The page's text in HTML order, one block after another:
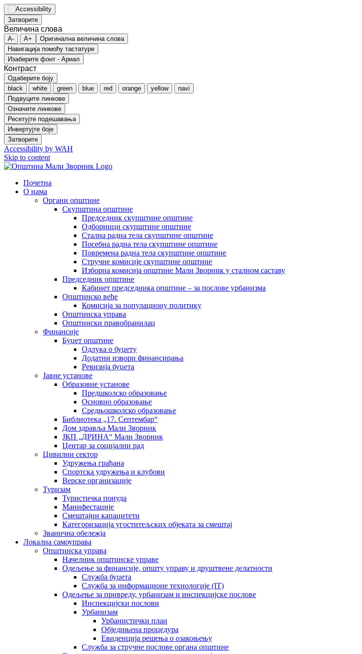
Затворите
Величина слова
A- A+
Оригинална величина слова
Навигација помоћу тастатуре
Изаберите фонт - Ариал
Контраст
Одаберите боју
black
white green blue red orange yellow
navi
Подвуците линкове
Означите линкове
Ресетујте подешавања
Инвертујте боје
Затворите
Accessibility by WAH
Skip to content
Почетна
О нама
Органи општине
Скупштина општине
Председник скупштине општине
Одборници скупштине општине
Стална радна тела скупштине општине
Посебна радна тела скупштине општине
Повремена радна тела скупштине општине
Стручне комисије скупштине општине
Изборна комисија општине Мали Зворник у сталном саставу
Председник општине
Кабинет председника општине – за послове урбанизма
Општинско веће
Комисија за популациону политику
Општинска управа
Општински правобранилац
Финансије
Буџет општине
Одлука о буџету
Додатни извори финансирања
Ревизија буџета
Јавне установе
Образовне установе
Предшколско образовање
Основно образовање
Средњошколско образовање
Библиотека „17. Септембар“
Дом здравља Мали Зворник
ЈКП „ДРИНА“ Мали Зворник
Центар за социјални рад
Цивилни сектор
Удружења грађана
Спортска удружења и клубови
Верске организације
Туризам
Туристичка понуда
Манифестације
Смештајни капацитети
Категоризација угоститељских објеката за смештај
Званична обележја
Локална самоуправа
Општинска управа
Начелник општинске управе
Одељење за финансије, општу управу и друштвене делатности
Служба буџета
Служба за информационе технологије (IT)
Одељење за привреду, урбанизам и инспекцијске послове
Инспекцијски послови
Урбанизам
Урбанистички план
Обједињена процедура
Евиденција решења о озакоњењу
Служба за стручне послове органа општине